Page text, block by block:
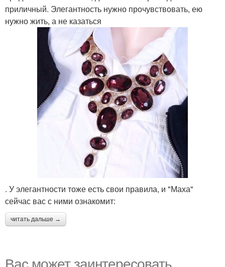
приличный. Элегантность нужно прочувствовать, ею
нужно жить, а не казаться
. У элегантности тоже есть свои правила, и "Маха"
сейчас вас с ними ознакомит:
читать дальше →
Вас может заинтересовать